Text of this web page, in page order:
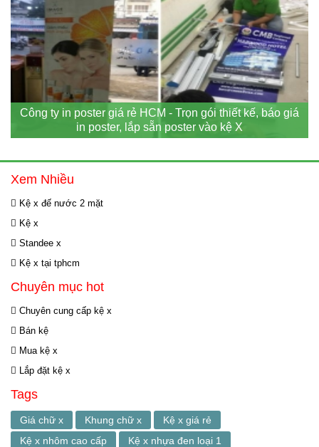
Công ty in poster giá rẻ HCM - Trọn gói thiết kế, báo giá
in poster, lắp sẵn poster vào kệ X
Xem Nhiều
Kệ x đế nước 2 mặt
Kệ x
Standee x
Kệ x tại tphcm
Chuyên mục hot
Chuyên cung cấp kệ x
Bán kệ
Mua kệ x
Lắp đặt kệ x
Tags
Giá chữ x Khung chữ x
Kệ x giá rẻ
Kệ x nhôm cao cấp
Kệ x nhựa đen loại 1